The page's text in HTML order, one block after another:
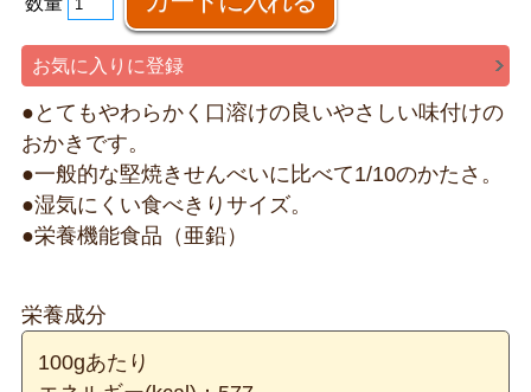
お気に入りに登録
●とてもやわらかく口溶けの良いやさしい味付けの
おかきです。
●一般的な堅焼きせんべいに比べて1/10のかたさ。
●湿気にくい食べきりサイズ。
●栄養機能食品（亜鉛）
栄養成分
100gあたり